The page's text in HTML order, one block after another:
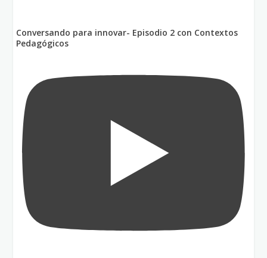
Conversando para innovar- Episodio 2 con Contextos
Pedagógicos